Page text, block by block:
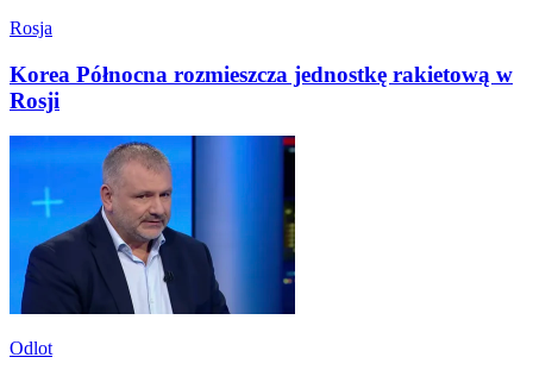
Rosja
Korea Północna rozmieszcza jednostkę rakietową w
Rosji
Odlot